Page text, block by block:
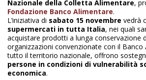
Nazionale della Colletta Alimentare,
Fondazione Banco Alimentare.
L’iniziativa di sabato 15 novembre vedrà
supermercati in tutta Italia, nei quali
acquistare prodotti a lunga conservazione
organizzazioni convenzionate con il Banco
tutto il territorio nazionale, offrono
persone in condizioni di vulnerabilità
economica.